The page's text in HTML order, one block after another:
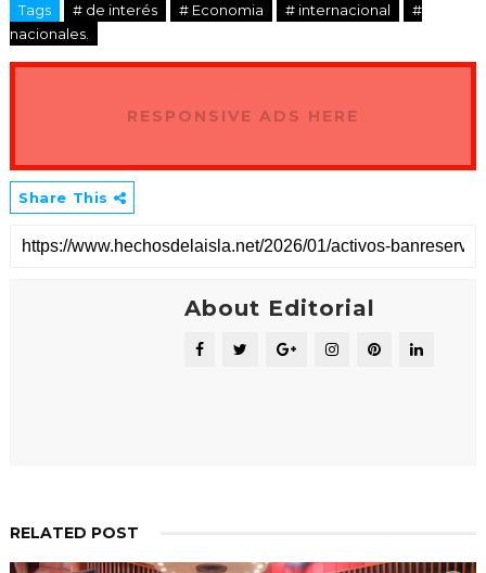
Tags # de interés # Economia # internacional
#
nacionales.
RESPONSIVE ADS HERE
Share This
About Editorial
RELATED POST